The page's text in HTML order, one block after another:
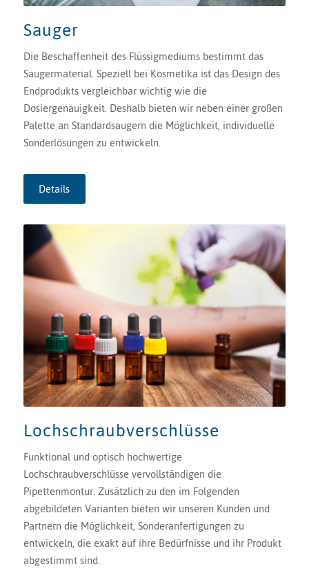
Sauger
Die Beschaffenheit des Flüssigmediums bestimmt das
Saugermaterial. Speziell bei Kosmetika ist das Design des
Endprodukts vergleichbar wichtig wie die
Dosiergenauigkeit. Deshalb bieten wir neben einer großen
Palette an Standardsaugern die Möglichkeit, individuelle
Sonderlösungen zu entwickeln.
Details
Lochschraubverschlüsse
Funktional und optisch hochwertige
Lochschraubverschlüsse vervollständigen die
Pipettenmontur. Zusätzlich zu den im Folgenden
abgebildeten Varianten bieten wir unseren Kunden und
Partnern die Möglichkeit, Sonderanfertigungen zu
entwickeln, die exakt auf ihre Bedürfnisse und ihr Produkt
abgestimmt sind.